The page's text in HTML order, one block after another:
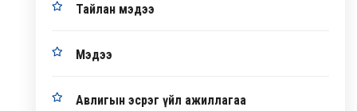
Тайлан мэдээ
Мэдээ
Авлигын эсрэг үйл ажиллагаа